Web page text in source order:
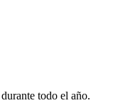
todo el año.